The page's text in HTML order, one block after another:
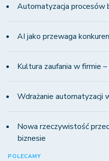
Automatyzacja procesów
AI jako przewaga
Kultura zaufania w firmie
Wdrażanie automatyzacji
Nowa rzeczywistość
biznesie
POLECAMY